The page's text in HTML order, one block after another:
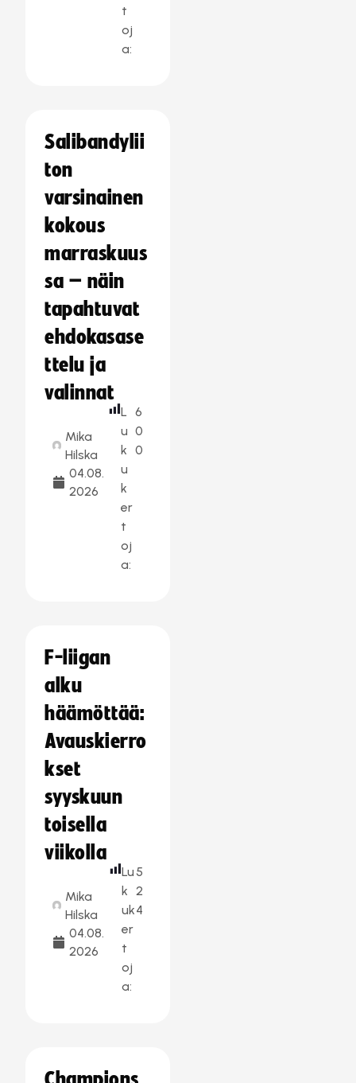
t
oj
a:
Salibandylii
ton
varsinainen
kokous
marraskuus
sa – näin
tapahtuvat
ehdokasase
ttelu ja
valinnat
Mika
Hilska
04.08.
2026
L
u
k
u
k
er
t
oj
a:
6
0
0
F-liigan
alku
häämöttää:
Avauskierro
kset
syyskuun
toisella
viikolla
Mika
Hilska
04.08.
2026
Lu
k
uk
er
t
oj
a:
5
2
4